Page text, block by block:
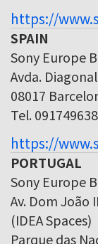
https://
SPAIN
Sony Europe
Avda.
08017
Tel.
https://
PORTUGAL
Sony Europe
Av. Dom João
(IDEA Spaces)
Parque das